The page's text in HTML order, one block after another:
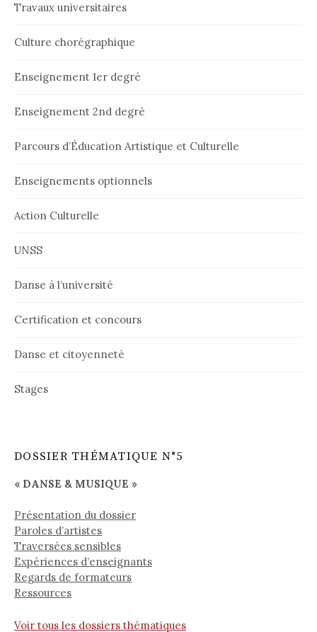
Travaux universitaires
Culture chorégraphique
Enseignement 1er degré
Enseignement 2nd degré
Parcours d’Éducation Artistique et Culturelle
Enseignements optionnels
Action Culturelle
UNSS
Danse à l’université
Certification et concours
Danse et citoyenneté
Stages
DOSSIER THÉMATIQUE N°5
« DANSE & MUSIQUE »
Présentation du dossier
Paroles d’artistes
Traversées sensibles
Expériences d’enseignants
Regards de formateurs
Ressources
Voir tous les dossiers thématiques